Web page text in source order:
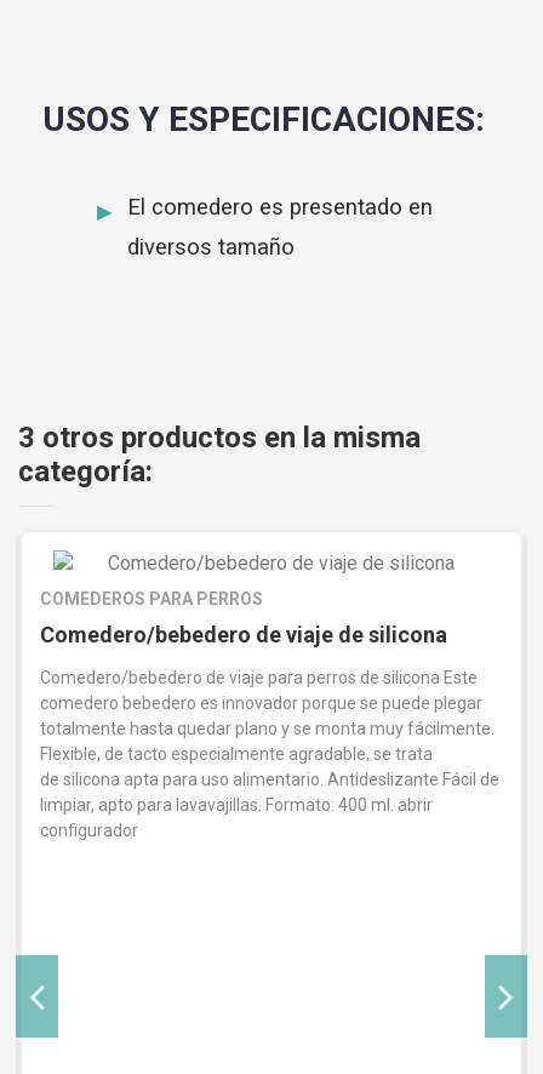
USOS Y ESPECIFICACIONES:
El comedero es presentado en
diversos tamaño
3 otros productos en la misma
categoría:
COMEDEROS PARA PERROS
Comedero/bebedero de viaje de silicona
Comedero/bebedero de viaje para perros de silicona Este
comedero bebedero es innovador porque se puede plegar
totalmente hasta quedar plano y se monta muy fácilmente.
Flexible, de tacto especialmente agradable, se trata
de silicona apta para uso alimentario. Antideslizante Fácil de
limpiar, apto para lavavajillas. Formato: 400 ml. abrir
configurador